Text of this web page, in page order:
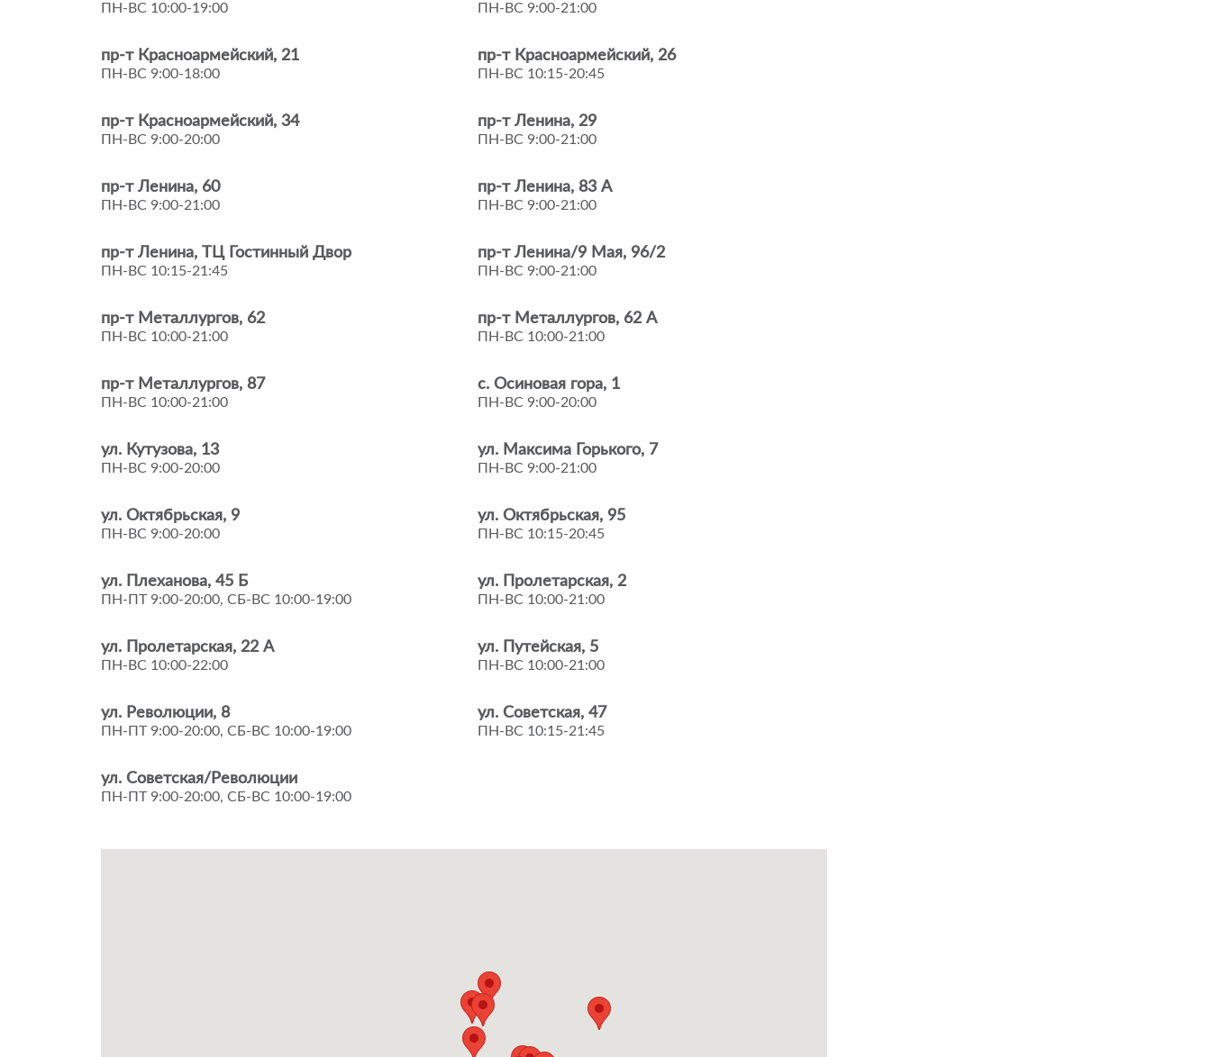
ПН-ВС 10:00-19:00 ПН-ВС 9:00-21:00
пр-т Красноармейский, 21
ПН-ВС 9:00-18:00
пр-т Красноармейский, 26
ПН-ВС 10:15-20:45
пр-т Красноармейский, 34
ПН-ВС 9:00-20:00
пр-т Ленина, 29
ПН-ВС 9:00-21:00
пр-т Ленина, 60
ПН-ВС 9:00-21:00
пр-т Ленина, 83 А
ПН-ВС 9:00-21:00
пр-т Ленина, ТЦ Гостинный Двор
ПН-ВС 10:15-21:45
пр-т Ленина/9 Мая, 96/2
ПН-ВС 9:00-21:00
пр-т Металлургов, 62
ПН-ВС 10:00-21:00
пр-т Металлургов, 62 А
ПН-ВС 10:00-21:00
пр-т Металлургов, 87
ПН-ВС 10:00-21:00
с. Осиновая гора, 1
ПН-ВС 9:00-20:00
ул. Кутузова, 13
ПН-ВС 9:00-20:00
ул. Максима Горького, 7
ПН-ВС 9:00-21:00
ул. Октябрьская, 9
ПН-ВС 9:00-20:00
ул. Октябрьская, 95
ПН-ВС 10:15-20:45
ул. Плеханова, 45 Б
ПН-ПТ 9:00-20:00, СБ-ВС 10:00-19:00
ул. Пролетарская, 2
ПН-ВС 10:00-21:00
ул. Пролетарская, 22 А
ПН-ВС 10:00-22:00
ул. Путейская, 5
ПН-ВС 10:00-21:00
ул. Революции, 8
ПН-ПТ 9:00-20:00, СБ-ВС 10:00-19:00
ул. Советская, 47
ПН-ВС 10:15-21:45
ул. Советская/Революции
ПН-ПТ 9:00-20:00, СБ-ВС 10:00-19:00